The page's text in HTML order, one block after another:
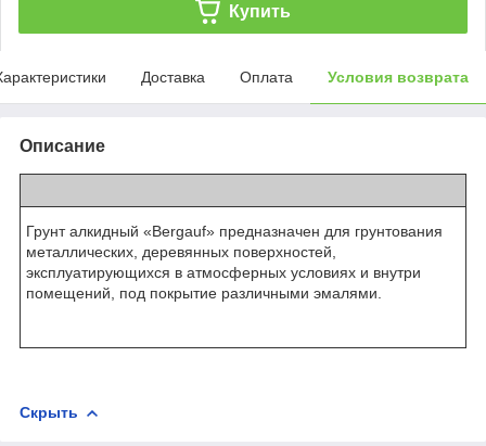
Купить
Доставка Оплата Условия возврата
Описание
Грунт алкидный «Bergauf» предназначен для грунтования
металлических, деревянных поверхностей,
эксплуатирующихся в атмосферных условиях и внутри
помещений, под покрытие различными эмалями.
Скрыть